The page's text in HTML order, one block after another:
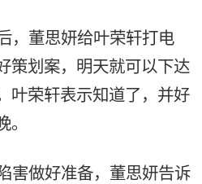
，董思妍给叶荣轩打电
策划案，明天就可以下达
叶荣轩表示知道了，并好
害做好准备，董思妍告诉